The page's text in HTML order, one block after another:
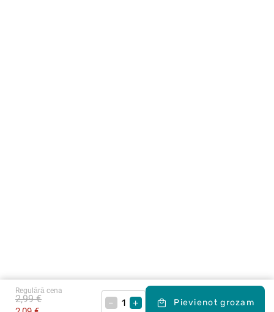
Regulārā cena
2,99 € – + Pievienot grozam